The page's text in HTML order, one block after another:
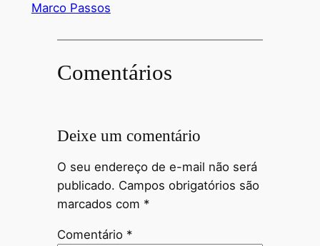
Marco Passos
Comentários
Deixe um comentário
O seu endereço de e-mail não será
publicado. Campos obrigatórios são
marcados com *
Comentário *